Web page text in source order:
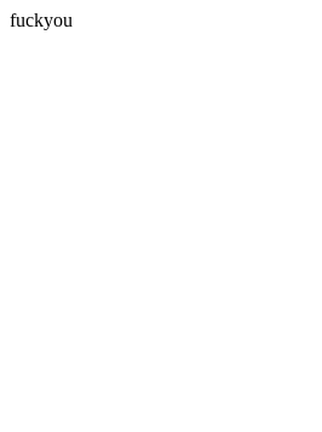
fuckyou